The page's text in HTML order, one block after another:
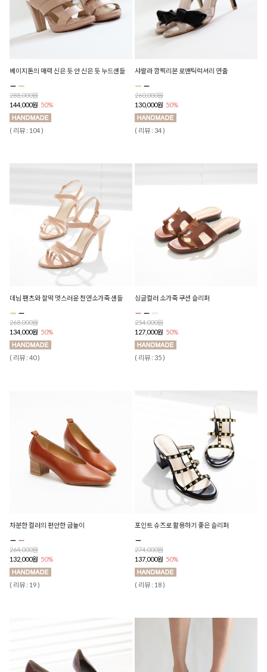
베이지톤의 매력 신은 듯 안 신은 듯 누드샌들
288,000원
144,000원 50%
( 리뷰 : 104 )
샤랄라 깜찍리본 로맨틱럭셔리 연출
260,000원
130,000원 50%
( 리뷰 : 34 )
데님 팬츠와 찰떡 멋스러운 천연소가죽 샌들
268,000원
134,000원 50%
( 리뷰 : 40 )
싱글컬러 소가죽 쿠션 슬리퍼
254,000원
127,000원 50%
( 리뷰 : 35 )
차분한 컬러의 편안한 굽높이
264,000원
132,000원 50%
( 리뷰 : 19 )
포인트 슈즈로 활용하기 좋은 슬리퍼
274,000원
137,000원 50%
( 리뷰 : 18 )